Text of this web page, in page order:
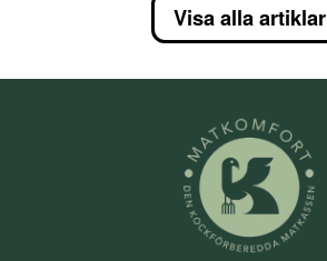
Visa alla artiklar